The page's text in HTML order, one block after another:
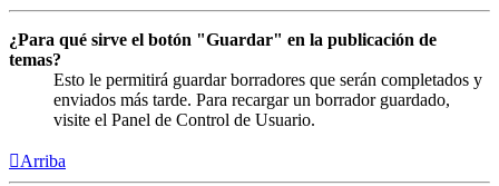
¿Para qué sirve el botón "Guardar" en la publicación de
temas?
Esto le permitirá guardar borradores que serán completados y
enviados más tarde. Para recargar un borrador guardado,
visite el Panel de Control de Usuario.
Arriba